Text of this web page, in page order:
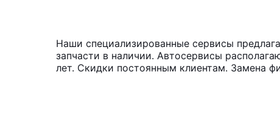
Наши специализированные сервисы
запчасти в наличии. Автосервисы
лет. Скидки постоянным клиентам. Замена